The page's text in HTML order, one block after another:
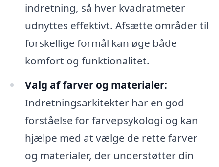
indretning, så hver kvadratmeter
udnyttes effektivt. Afsætte områder til
forskellige formål kan øge både
komfort og funktionalitet.
Valg af farver og materialer:
Indretningsarkitekter har en god
forståelse for farvepsykologi og kan
hjælpe med at vælge de rette farver
og materialer, der understøtter din